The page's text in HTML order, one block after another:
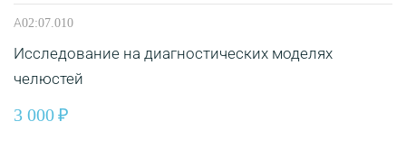
А02:07.010
Исследование на диагностических моделях
челюстей
3 000